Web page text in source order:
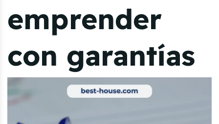
emprender
con garantías